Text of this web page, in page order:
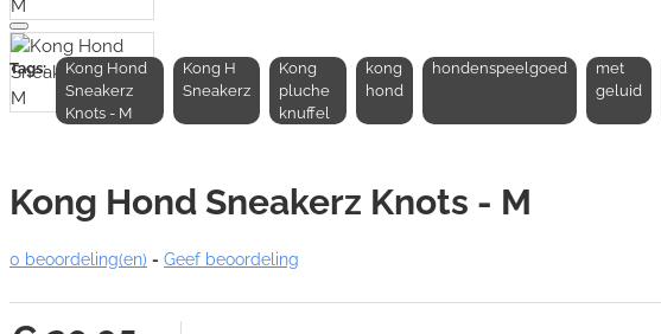
Tags:
Kong Hond
Sneakerz
Knots - M
Kong H
Sneakerz
Kong
pluche
knuffel
kong
hond
hondenspeelgoed
met
geluid
Kong Hond Sneakerz Knots - M
0 beoordeling(en) - Geef beoordeling